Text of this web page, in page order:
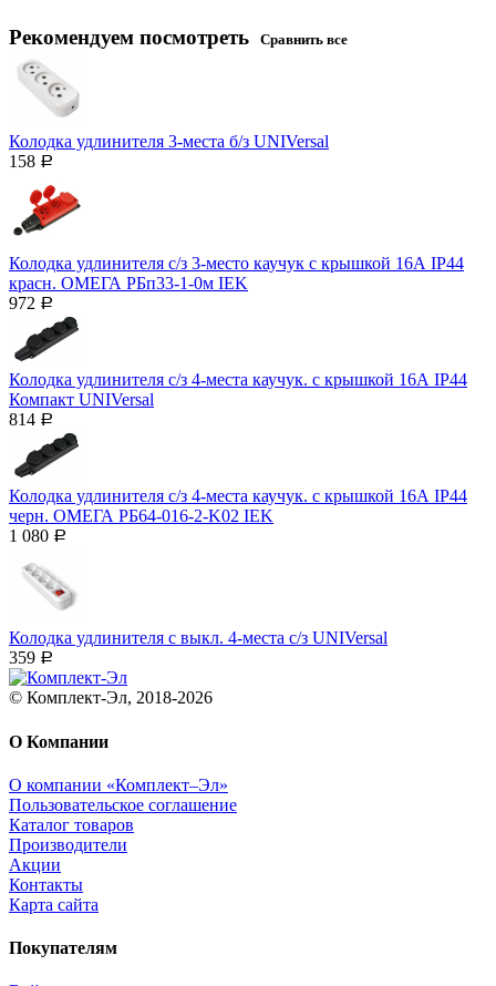
Рекомендуем посмотреть Сравнить все
Колодка удлинителя 3-места б/з UNIVersal
158 Р
Колодка удлинителя с/з 3-место каучук с крышкой 16А IP44
красн. ОМЕГА РБп33-1-0м IEK
972 Р
Колодка удлинителя с/з 4-места каучук. с крышкой 16А IP44
Компакт UNIVersal
814 Р
Колодка удлинителя с/з 4-места каучук. с крышкой 16А IP44
черн. ОМЕГА РБ64-016-2-K02 IEK
1 080 Р
Колодка удлинителя c выкл. 4-места с/з UNIVersal
359 Р
© Комплект-Эл, 2018-2026
О Компании
О компании «Комплект–Эл»
Пользовательское соглашение
Каталог товаров
Производители
Акции
Контакты
Карта сайта
Покупателям